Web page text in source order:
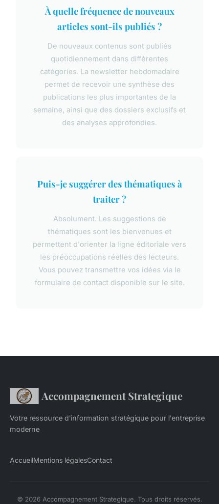
À quelle fréquence de nouveaux
articles sont-ils publiés ?
De nouveaux contenus sont publiés
quotidiennement dans différentes
catégories. La newsletter hebdomadaire
permet de recevoir une synthèse des
publications les plus importantes de la
semaine, ainsi que des dossiers exclusifs et
des analyses approfondies.
Puis-je suggérer des thématiques à
traiter ?
Absolument. Les suggestions de
thématiques sont les bienvenues et
permettent d'orienter la ligne éditoriale vers
les préoccupations réelles des lecteurs.
Vous pouvez transmettre vos idées via le
formulaire de contact disponible sur le site.
Accompagnement Strategique
Votre ressource d'information stratégique pour l'entreprise
moderne
AccueilMentions légalesContact
© 2026 Accompagnement Strategique. Tous droits réservés.